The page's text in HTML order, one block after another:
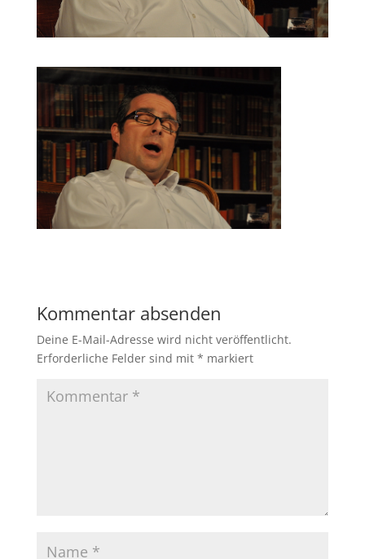
Kommentar absenden
Deine E-Mail-Adresse wird nicht veröffentlicht.
Erforderliche Felder sind mit * markiert